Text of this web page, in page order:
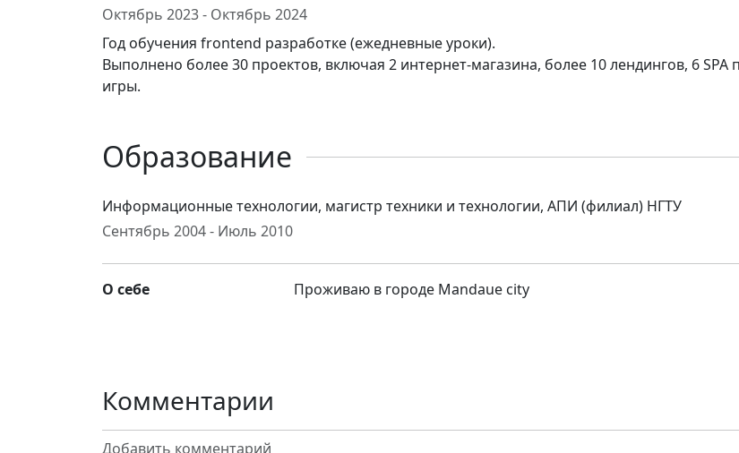
Октябрь 2023 - Октябрь 2024
Год обучения frontend разработке (ежедневные уроки).
Выполнено более 30 проектов, включая 2 интернет-магазина, более 10 лендингов, 6
игры.
Образование
Информационные технологии, магистр техники и технологии, АПИ (филиал) НГТУ
Сентябрь 2004 - Июль 2010
О себе Проживаю в городе Mandaue city
Комментарии
Добавить комментарий